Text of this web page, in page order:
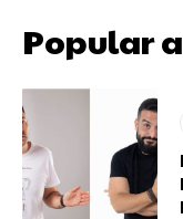
Popular